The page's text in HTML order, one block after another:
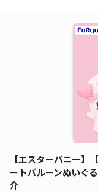
【エスターバニー】
ートバルーンぬいぐ
介